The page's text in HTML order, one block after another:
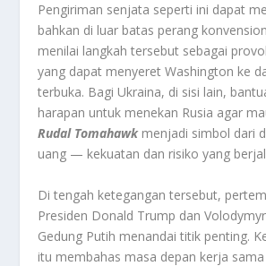
Pengiriman senjata seperti ini dapat
bahkan di luar batas perang
menilai langkah tersebut sebagai
yang dapat menyeret Washington ke
terbuka. Bagi Ukraina, di sisi lain,
harapan untuk menekan Rusia agar
Rudal Tomahawkmenjadi simbol dari
uang — kekuatan dan risiko yang
Di tengah ketegangan tersebut,
Presiden Donald Trump dan
Gedung Putih menandai titik penting.
itu membahas masa depan kerja